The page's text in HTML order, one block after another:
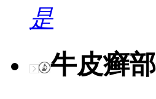
是
牛皮癣